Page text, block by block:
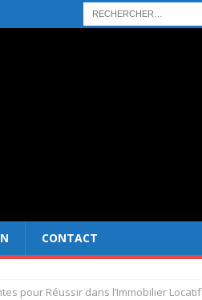
CONTACT
pour Réussir dans l’Immobilier Locatif